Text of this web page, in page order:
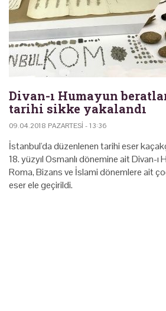
Divan-ı Humayun
tarihi sikke yakalandı
09.04.2018 PAZARTESI - 13:36
İstanbul'da düzenlenen tarihi eser
18. yüzyıl Osmanlı dönemine ait Divan-ı
Roma, Bizans ve İslami dönemlere ait
eser ele geçirildi.